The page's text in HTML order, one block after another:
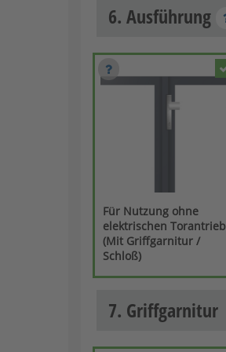
6. Ausführung
Für Nutzung ohne
elektrischen Torantrieb
(Mit Griffgarnitur /
Schloß)
7. Griffgarnitur